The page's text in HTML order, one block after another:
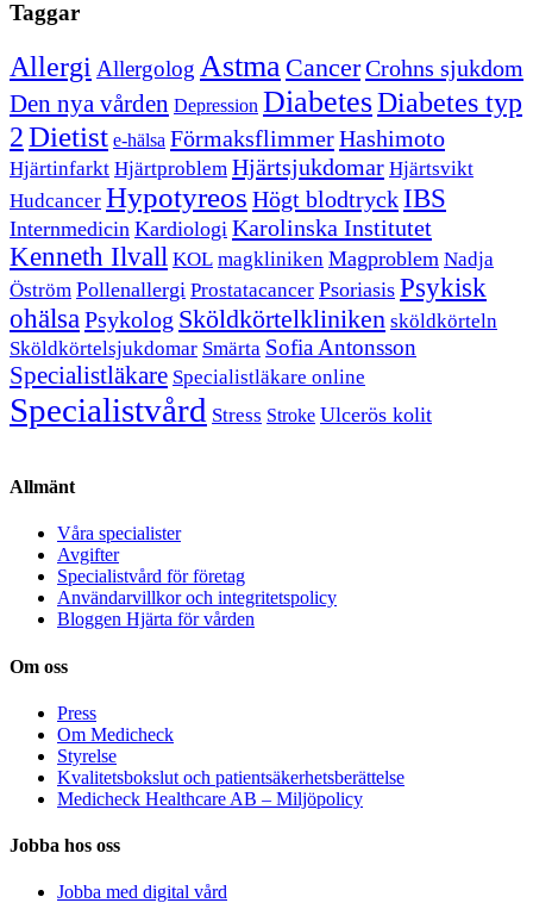
Taggar
Allergi Allergolog Astma CancerCrohns sjukdom
Den nya vården Depression DiabetesDiabetes typ
2Dietist e-hälsa FörmaksflimmerHashimoto
Hjärtinfarkt Hjärtproblem Hjärtsjukdomar Hjärtsvikt
Hudcancer Hypotyreos Högt blodtryckIBS
Internmedicin Kardiologi Karolinska Institutet
Kenneth Ilvall KOL magkliniken Magproblem Nadja
Öström Pollenallergi Prostatacancer Psoriasis Psykisk
ohälsa Psykolog Sköldkörtelkliniken sköldkörteln
Sköldkörtelsjukdomar Smärta Sofia Antonsson
Specialistläkare Specialistläkare online
Specialistvård Stress Stroke Ulcerös kolit
Allmänt
Våra specialister
Avgifter
Specialistvård för företag
Användarvillkor och integritetspolicy
Bloggen Hjärta för vården
Om oss
Press
Om Medicheck
Styrelse
Kvalitetsbokslut och patientsäkerhetsberättelse
Medicheck Healthcare AB – Miljöpolicy
Jobba hos oss
Jobba med digital vård